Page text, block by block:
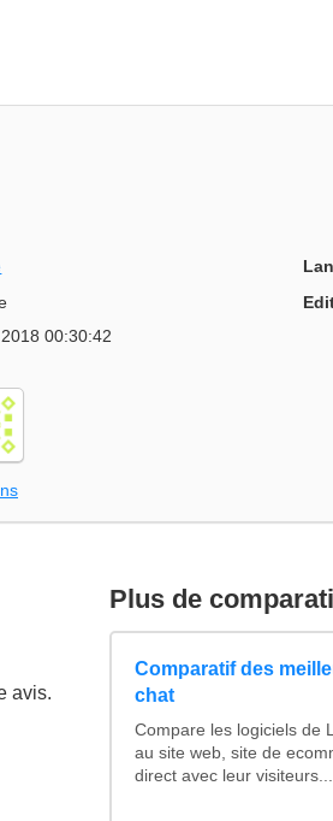
00:30:42
avis.
Plus de
Comparatif des
chat
Compare les logiciels de
au site web, site de
direct avec leur visiteurs...